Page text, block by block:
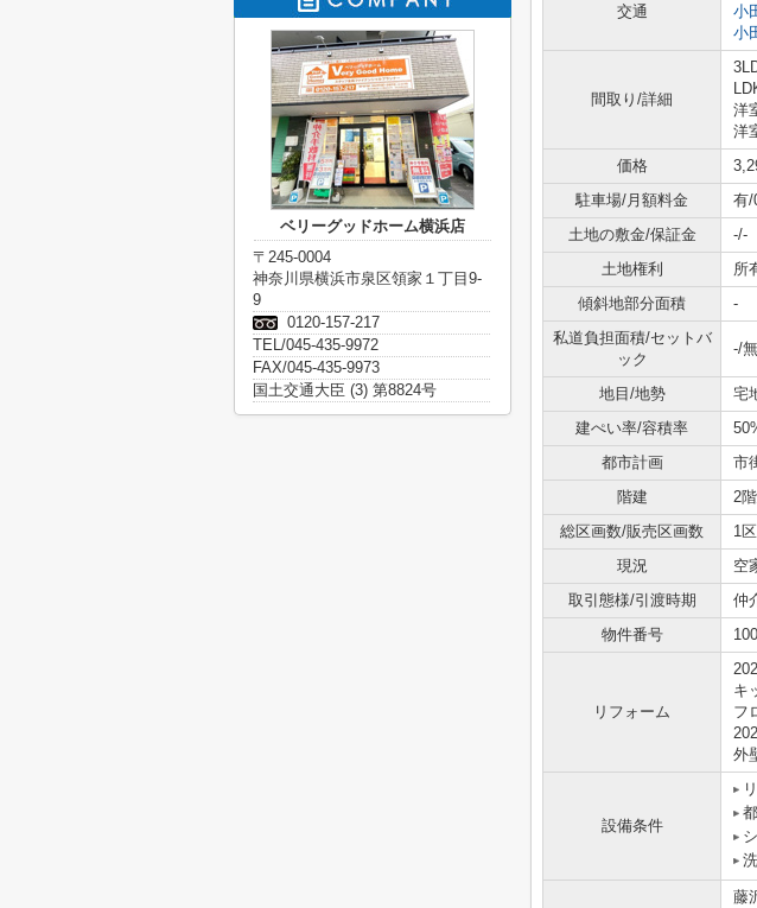
交通
小
小
間取り/詳細
洋
洋
価格
駐車場/月額料金
有/
土地の敷金/保証金
-/-
土地権利
所
傾斜地部分面積
-
私道負担面積/セットバ
ック
-/無
地目/地勢 宅
建ぺい率/容積率
都市計画
市
階建
2
総区画数/販売区画数
1
現況
空
取引態様/引渡時期
仲
物件番号
リフォーム
キ
フ
外
設備条件
藤
ベリーグッドホーム横浜店
〒245-0004
神奈川県横浜市泉区領家１丁目9-
9
0120-157-217
TEL/045-435-9972
FAX/045-435-9973
国土交通大臣 (3) 第8824号